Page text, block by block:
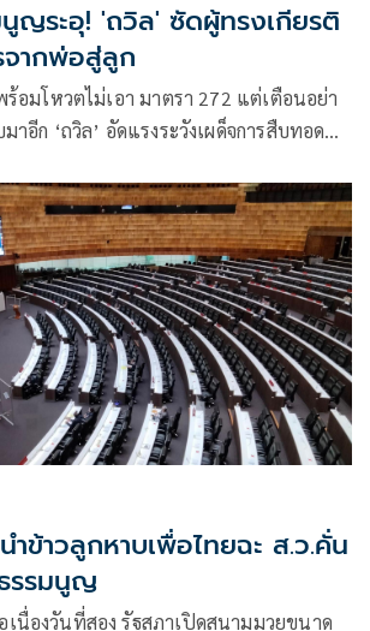
ญระอุ! 'ถวิล' ซัดผู้ทรงเกียรติ
จากพ่อสู่ลูก
ร้อมโหวตไม่เอา มาตรา 272 แต่เตือนอย่า
าอีก ‘ถวิล’ อัดแรงระวังเผด็จการสืบทอด
ำข้าวลูกหาบเพื่อไทยฉะ ส.ว.คั่น
รรมนูญ
นื่องวันที่สอง รัฐสภาเปิดสนามมวยขนาด